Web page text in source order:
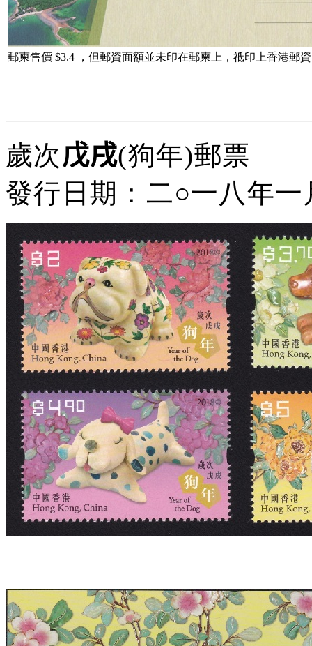
郵柬售價 $3.4 ，但郵資面額並未印在郵柬上，祗印上香港郵
歲次戊戌(狗年)郵票
發行日期：二○一八年一